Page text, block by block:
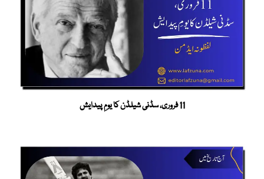
11 فروری، سڈنی شیلڈن کا یومِ پیدایش